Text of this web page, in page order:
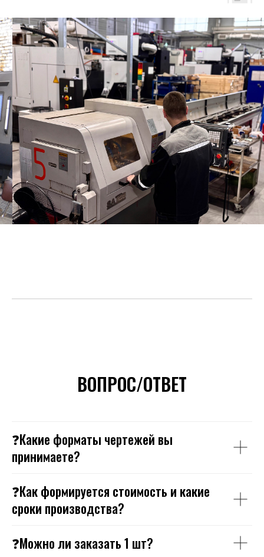
ВОПРОС/ОТВЕТ
❓Какие форматы чертежей вы
принимаете?
❓Как формируется стоимость и какие
сроки производства?
❓Можно ли заказать 1 шт?